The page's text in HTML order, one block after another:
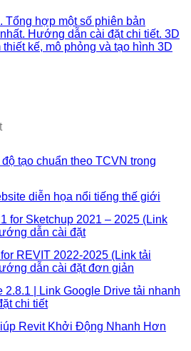
Tổng hợp một số phiên bản
Hướng dẫn cài đặt chi tiết. 3D
kế, mô phỏng và tạo hình 3D
tạo chuẩn theo TCVN trong
diễn họa nổi tiếng thế giới
for Sketchup 2021 – 2025 (Link
dẫn cài đặt
REVIT 2022-2025 (Link tải
dẫn cài đặt đơn giản
2.8.1 | Link Google Drive tải nhanh
chi tiết
Revit Khởi Động Nhanh Hơn